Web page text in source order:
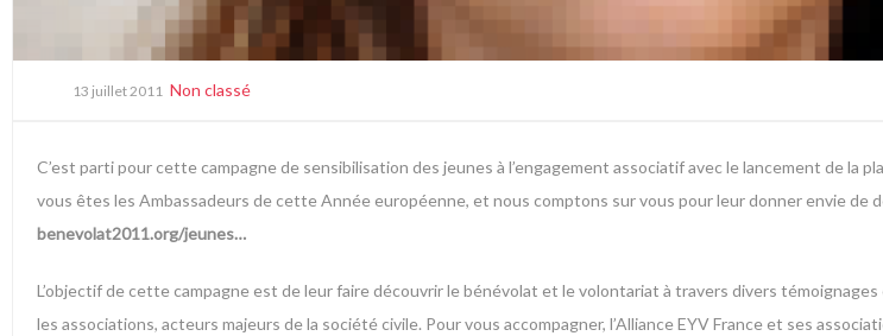
13 juillet 2011 Non classé
C’est parti pour cette campagne de sensibilisation des jeunes à l’engagement associatif avec le lancement de la
vous êtes les Ambassadeurs de cette Année européenne, et nous comptons sur vous pour leur donner envie de
benevolat2011.org/jeunes…
L’objectif de cette campagne est de leur faire découvrir le bénévolat et le volontariat à travers divers
les associations, acteurs majeurs de la société civile. Pour vous accompagner, l’Alliance EYV France et ses